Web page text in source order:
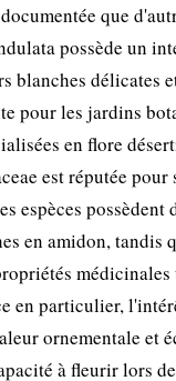
que
possède un
blanches délicates
pour les jardins
en flore
est réputée pour
espèces possèdent
en amidon, tandis
en particulier,
ornementale et
à fleurir lors